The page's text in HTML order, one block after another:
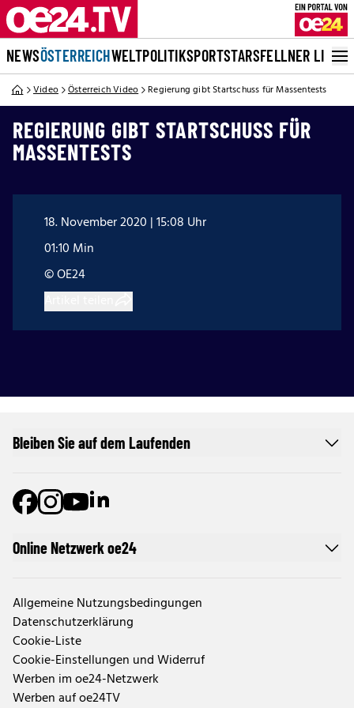
NEWSÖSTERREICHWELTPOLITIKSPORTSTARSFELLNER LIVE
Video Österreich Video Regierung gibt Startschuss für Massentests
REGIERUNG GIBT STARTSCHUSS FÜR
MASSENTESTS
18. November 2020 | 15:08 Uhr
01:10 Min
© OE24
Online Netzwerk oe24
Allgemeine Nutzungsbedingungen
Datenschutzerklärung
Cookie-Liste
Cookie-Einstellungen und Widerruf
Werben im oe24-Netzwerk
Werben auf oe24TV
Bleiben Sie auf dem Laufenden